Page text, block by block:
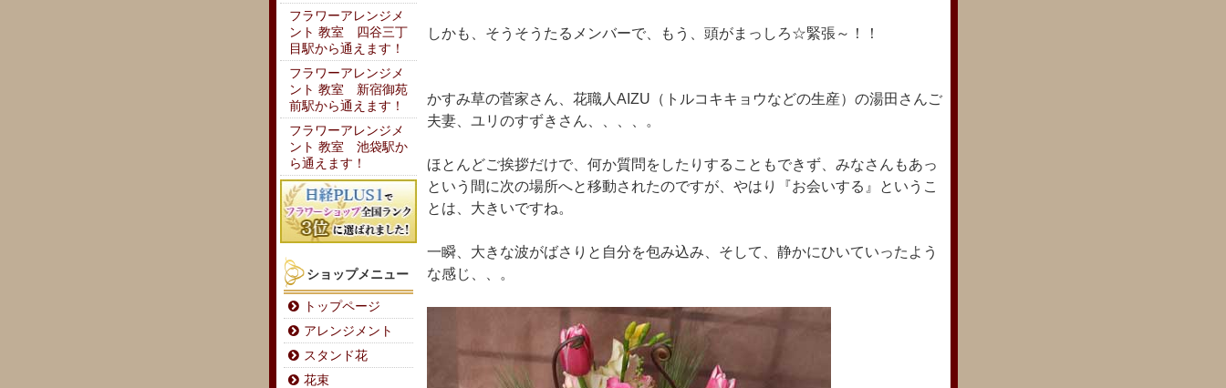
しかも、そうそうたるメンバーで、もう、頭がまっしろ☆緊張～！！
かすみ草の菅家さん、花職人AIZU（トルコキキョウなどの生産）の湯田さんご
夫妻、ユリのすずきさん、、、、。
ほとんどご挨拶だけで、何か質問をしたりすることもできず、みなさんもあっ
という間に次の場所へと移動されたのですが、やはり『お会いする』というこ
とは、大きいですね。
一瞬、大きな波がばさりと自分を包み込み、そして、静かにひいていったよう
な感じ、、。
フラワーアレンジメ
ント 教室 四谷三丁
目駅から通えます！
フラワーアレンジメ
ント 教室 新宿御苑
前駅から通えます！
フラワーアレンジメ
ント 教室 池袋駅か
ら通えます！
ショップメニュー
トップページ
アレンジメント
スタンド花
花束